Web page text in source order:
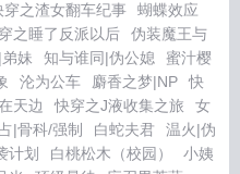
穿之渣女翻车纪事
蝴蝶效应
之睡了反派以后
伪装魔王与
妹 知与谁同|伪公媳
蜜汁樱
沦为公车 麝香之梦|NP
快
天边 快穿之J液收集之旅
女
|骨科/强制 白蛇夫君
温火|伪
计划 白桃松木（校园）
小姨